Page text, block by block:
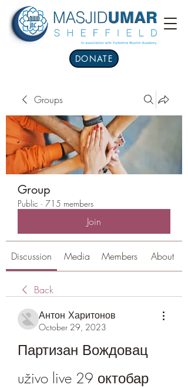
DONATE
Groups
Group
Public · 715 members
Join
Discussion Media Members About
Back
Антон Харитонов
October 29, 2023
Партизан Вождовац
uživo live 29 октобар